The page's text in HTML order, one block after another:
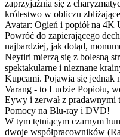
zaprzyjaźnia się z
królestwo w obliczu
Avatar: Ogień i popiół na
Powróć do zapierającego
najbardziej, jak dotąd,
Neytiri mierzą się z bolesną
spektakularne i nieznane
Kupcami. Pojawia się jednak
Varang - to Ludzie Popiołu,
Eywy i zerwał z pradawnymi
Pomocy na Blu-ray i DVD!
W tym tętniącym czarnym
dwoje współpracowników